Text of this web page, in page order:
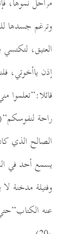
وترغم جسدها
العتيق، لتكتسي
إذن ياأخوتي،
قائلا:”تعلموا
الصالح الذي
يسمع أحد في
وفتيلة مدخنة